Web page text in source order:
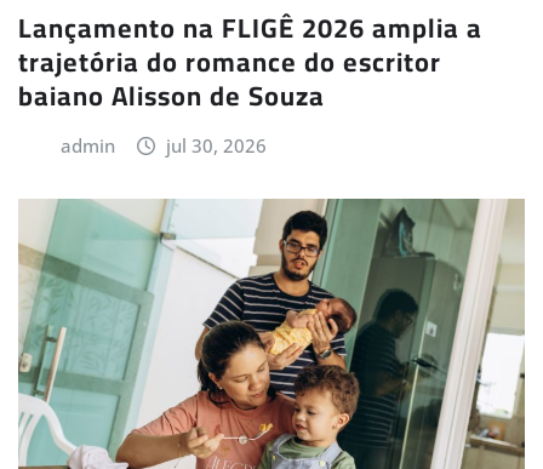
Lançamento na FLIGÊ 2026 amplia a
trajetória do romance do escritor
baiano Alisson de Souza
admin jul 30, 2026